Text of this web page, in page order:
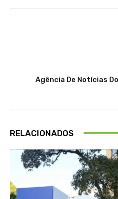
Agência De Notícias
RELACIONADOS